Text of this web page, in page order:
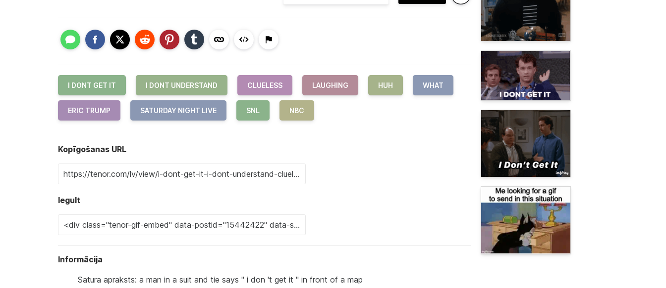
I DONT GET IT I DONT UNDERSTAND CLUELESS LAUGHING HUH WHAT
ERIC TRUMP SATURDAY NIGHT LIVE SNL NBC
Kopīgošanas URL
Iegult
Informācija
Satura apraksts: a man in a suit and tie says " i don 't get it " in front of a map